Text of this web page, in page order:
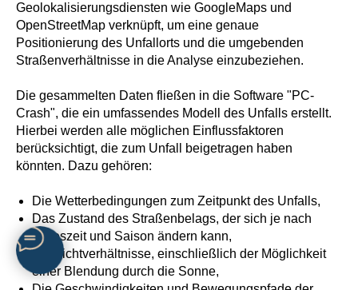
Geolokalisierungsdiensten wie GoogleMaps und
OpenStreetMap verknüpft, um eine genaue
Positionierung des Unfallorts und die umgebenden
Straßenverhältnisse in die Analyse einzubeziehen.
Die gesammelten Daten fließen in die Software "PC-
Crash", die ein umfassendes Modell des Unfalls erstellt.
Hierbei werden alle möglichen Einflussfaktoren
berücksichtigt, die zum Unfall beigetragen haben
könnten. Dazu gehören:
Die Wetterbedingungen zum Zeitpunkt des Unfalls,
Das Zustand des Straßenbelags, der sich je nach
Tageszeit und Saison ändern kann,
Die Lichtverhältnisse, einschließlich der Möglichkeit
einer Blendung durch die Sonne,